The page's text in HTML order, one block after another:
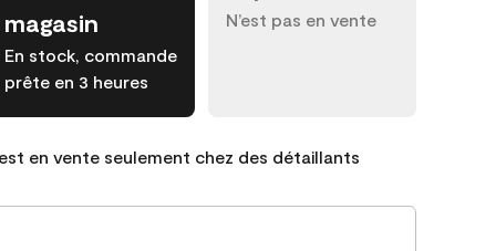
magasin
En stock, commande
prête en 3 heures
N’est pas en vente
en vente seulement chez des détaillants